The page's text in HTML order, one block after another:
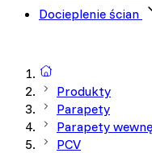
Docieplenie ścian
Produkty
Parapety
Parapety
PCV